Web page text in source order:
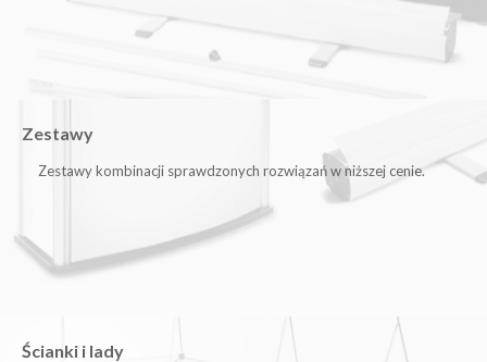
Zestawy
Zestawy kombinacji sprawdzonych rozwiązań w niższej cenie.
Ścianki i lady